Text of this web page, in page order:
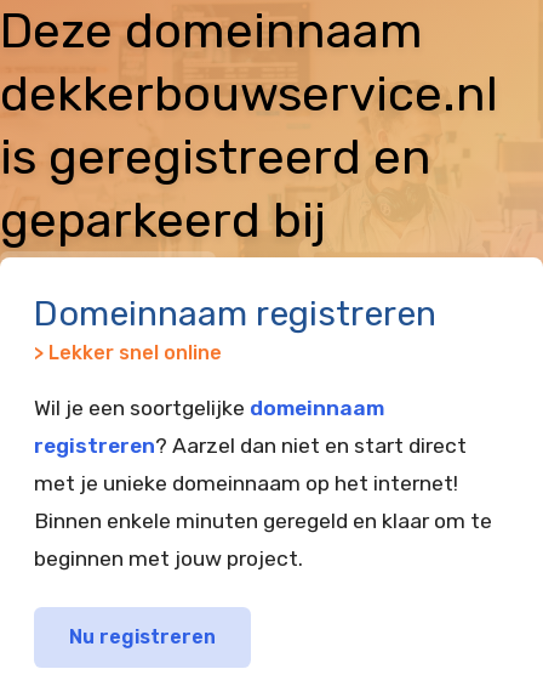
Deze domeinnaam
dekkerbouwservice.nl
is geregistreerd en
geparkeerd bij
Domeinnaam registreren
> Lekker snel online
Wil je een soortgelijke domeinnaam
registreren? Aarzel dan niet en start direct
met je unieke domeinnaam op het internet!
Binnen enkele minuten geregeld en klaar om te
beginnen met jouw project.
Nu registreren